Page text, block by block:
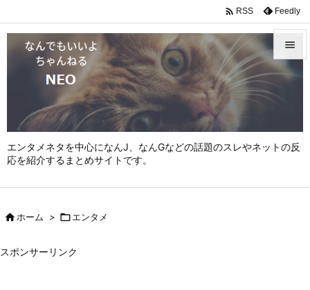
エンタメネタを中心になんJ、なんGなどの話題のスレやネットの反
応を紹介するまとめサイトです。



 RSS Feedly
ホーム > エンタメ
スポンサーリンク